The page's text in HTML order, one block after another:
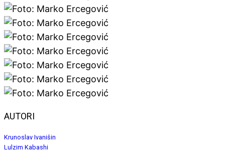
AUTORI
Krunoslav Ivanišin
Lulzim Kabashi